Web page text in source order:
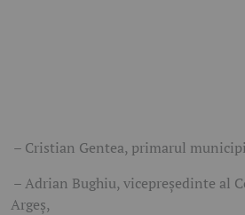
– Cristian Gentea, primarul
– Adrian Bughiu, vicepreședinte al
Argeș,